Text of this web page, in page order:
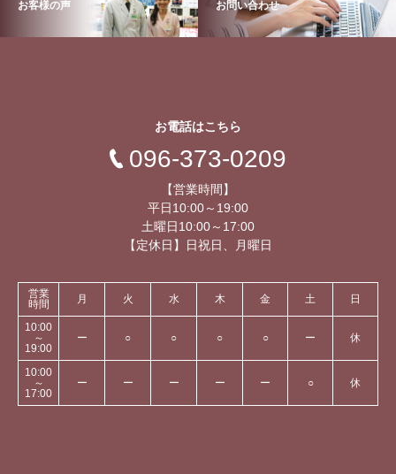
お客様の声 お問い合わせ
お電話はこちら
096-373-0209
【営業時間】
平日10:00～19:00
土曜日10:00～17:00
【定休日】日祝日、月曜日
営業
時間
月 火 水 木 金 土 日
10:00
～
19:00
ー ○ ○ ○ ○ ー 休
10:00
～
17:00
ー ー ー ー ー ○ 休